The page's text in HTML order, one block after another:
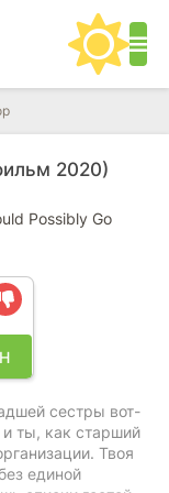
2020)
Possibly Go
сестры вот-
ты, как старший
Твоя
единой